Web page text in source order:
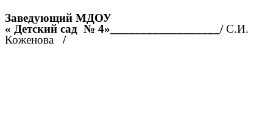
Заведующий МДОУ
« Детский сад № 4»__________________/С.И.
Коженова /